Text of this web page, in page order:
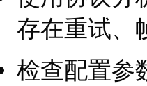
存在重试、
检查配置参